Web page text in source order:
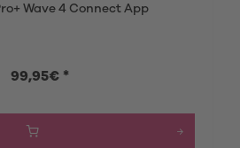
Wave 4 Connect App
99,95€ *